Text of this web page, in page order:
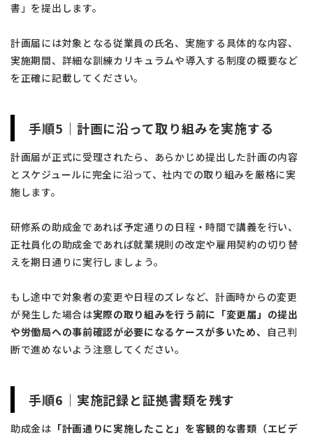
書」を提出します。
計画届には対象となる従業員の氏名、実施する具体的な内容、
実施期間、詳細な訓練カリキュラムや導入する制度の概要など
を正確に記載してください。
手順5｜計画に沿って取り組みを実施する
計画届が正式に受理されたら、あらかじめ提出した計画の内容
とスケジュールに完全に沿って、社内での取り組みを厳格に実
施します。
研修系の助成金であれば予定通りの日程・時間で講義を行い、
正社員化の助成金であれば就業規則の改定や雇用契約の切り替
えを期日通りに実行しましょう。
もし途中で対象者の変更や日程のズレなど、計画時からの変更
が発生した場合は実際の取り組みを行う前に「変更届」の提出
や労働局への事前確認が必要になるケースが多いため、 自己判
断で進めないよう注意してください。
手順6｜実施記録と証拠書類を残す
助成金は 「計画通りに実施したこと」を客観的な書類（エビデ